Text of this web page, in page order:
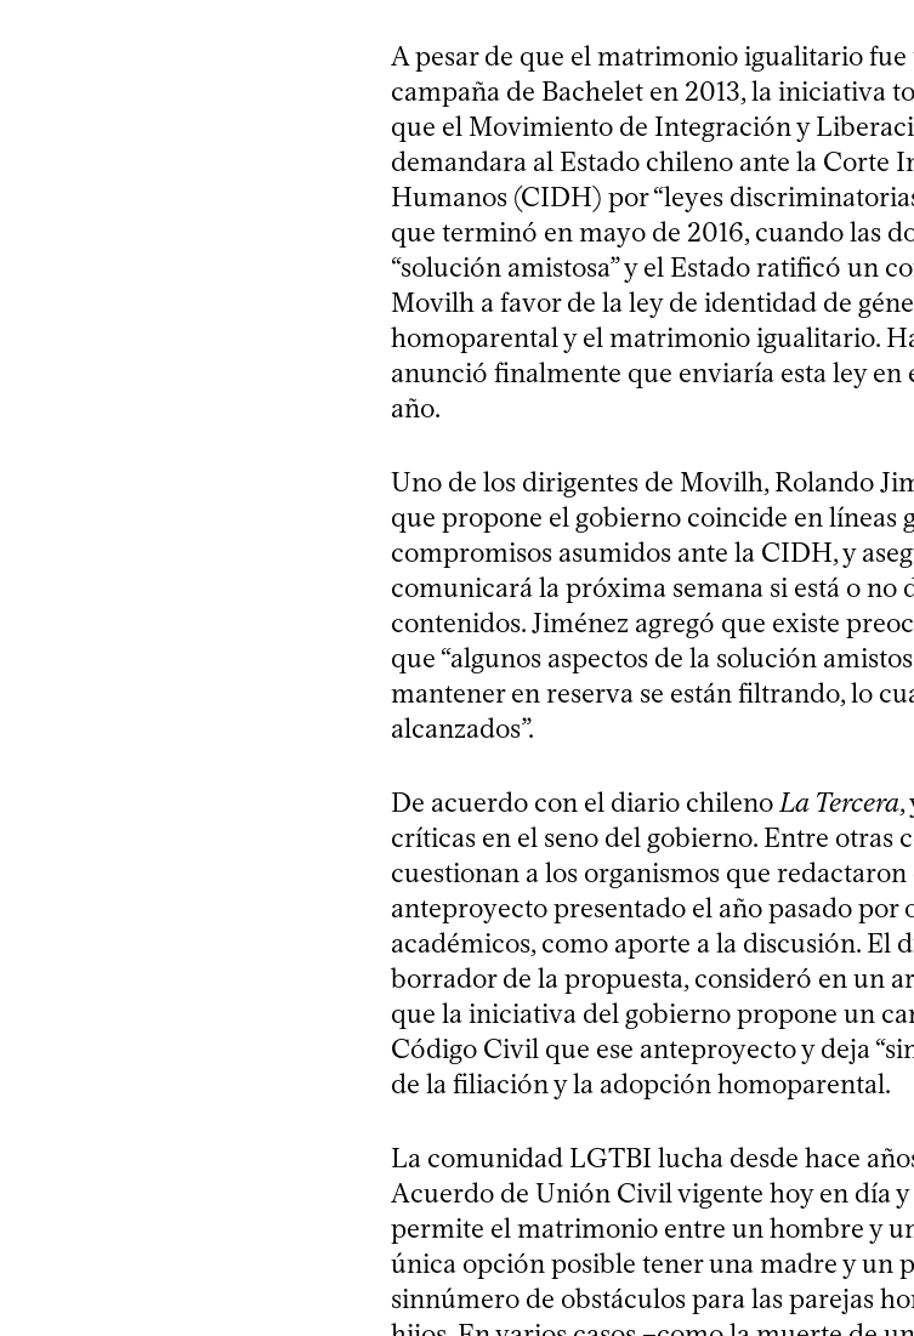
A pesar de que el matrimonio igualitario fue
campaña de Bachelet en 2013, la iniciativa
que el Movimiento de Integración y
demandara al Estado chileno ante la Corte
Humanos (CIDH) por “leyes
que terminó en mayo de 2016, cuando las
“solución amistosa” y el Estado ratificó un
Movilh a favor de la ley de identidad de
homoparental y el matrimonio igualitario.
anunció finalmente que enviaría esta ley en
año.
Uno de los dirigentes de Movilh, Rolando
que propone el gobierno coincide en líneas
compromisos asumidos ante la CIDH, y
comunicará la próxima semana si está o no
contenidos. Jiménez agregó que existe
que “algunos aspectos de la solución
mantener en reserva se están filtrando, lo
alcanzados”.
De acuerdo con el diario chilenoLa Tercera,
críticas en el seno del gobierno. Entre otras
cuestionan a los organismos que
anteproyecto presentado el año pasado por
académicos, como aporte a la discusión. El
borrador de la propuesta, consideró en un
que la iniciativa del gobierno propone un
Código Civil que ese anteproyecto y deja
de la filiación y la adopción homoparental.
La comunidad LGTBI lucha desde hace
Acuerdo de Unión Civil vigente hoy en día y
permite el matrimonio entre un hombre y
única opción posible tener una madre y un
sinnúmero de obstáculos para las parejas